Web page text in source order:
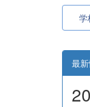
学
最